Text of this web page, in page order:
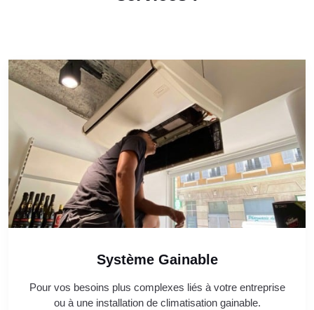
Système Gainable
Pour vos besoins plus complexes liés à votre entreprise
ou à une installation de climatisation gainable.